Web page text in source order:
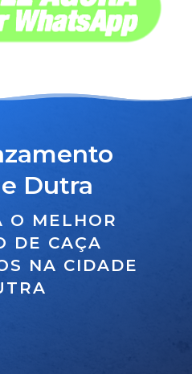
Dutra
O MELHOR
DE CAÇA
NA CIDADE